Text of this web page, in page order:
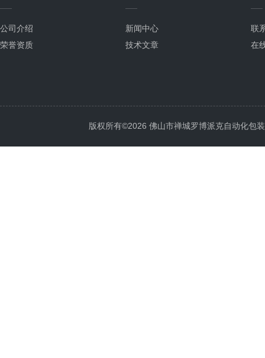
公司介绍
荣誉资质
新闻中心
技术文章
联
在
版权所有©2026 佛山市禅城罗博派克自动化